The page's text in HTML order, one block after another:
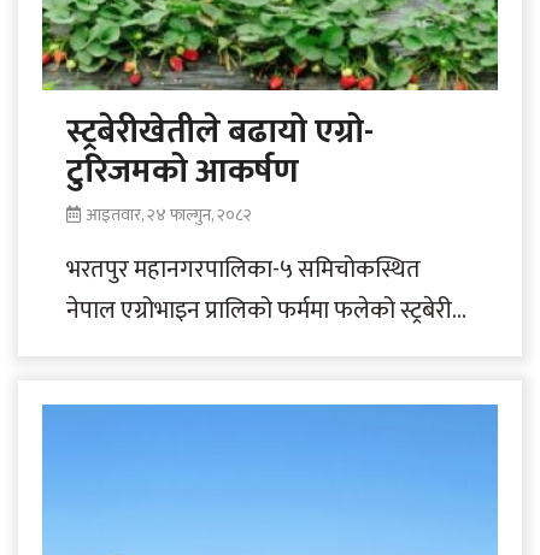
स्ट्रबेरीखेतीले बढायो एग्रो-
टुरिजमको आकर्षण
आइतवार, २४ फाल्गुन, २०८२
भरतपुर महानगरपालिका-५ समिचोकस्थित
नेपाल एग्रोभाइन प्रालिको फर्ममा फलेको स्ट्रबेरीले